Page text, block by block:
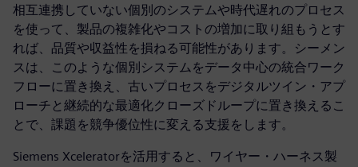
相互連携していない個別のシステムや時代遅れのプロセス
を使って、製品の複雑化やコストの増加に取り組もうとす
れば、品質や収益性を損ねる可能性があります。シーメン
スは、このような個別システムをデータ中心の統合ワーク
フローに置き換え、古いプロセスをデジタルツイン・アプ
ローチと継続的な最適化クローズドループに置き換えるこ
とで、課題を競争優位性に変える支援をします。
Siemens Xceleratorを活用すると、ワイヤー・ハーネス製